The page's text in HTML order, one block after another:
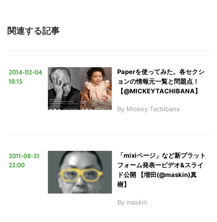
関連する記事
2014-02-04
18:15
Paperを使ってみた。各セクシ
ョンの情報元一覧と問題点！
【@MICKEYTACHIBANA】
By Mickey Tachibana
2011-08-31
22:00
「mixiページ」など新プラット
フォーム発表ービデオ&スライ
ド公開 【増田(@maskin)真
樹】
By maskin